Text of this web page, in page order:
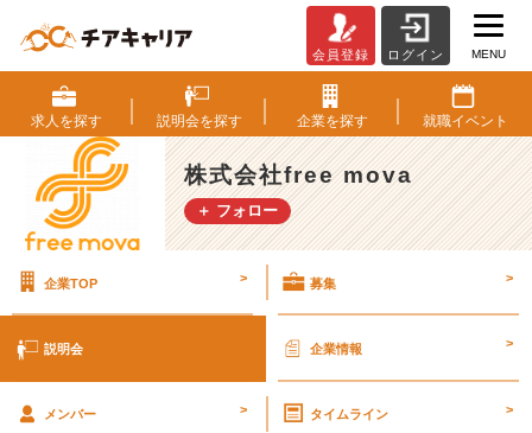
式
会
社
f
r
e
v
説
会員登録 ログイン MENU
求人を探す 説明会を探す 企業を探す 就職イベント
株式会社free mova
＋ フォロー
企業TOP > 募集 >
説明会 企業情報 >
メンバー > タイムライン >